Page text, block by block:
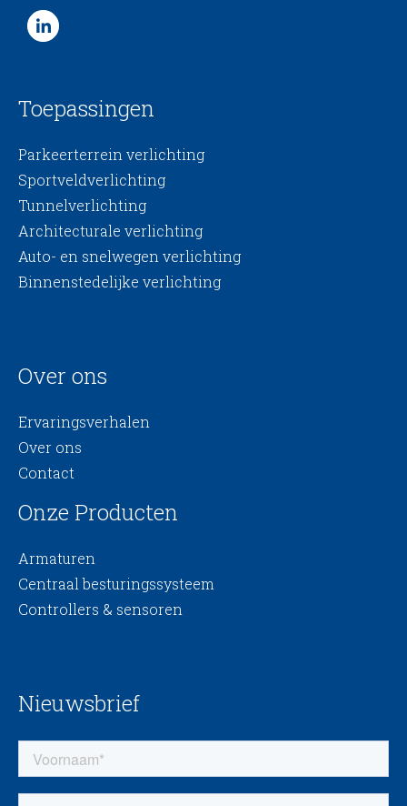
Toepassingen
Parkeerterrein verlichting
Sportveldverlichting
Tunnelverlichting
Architecturale verlichting
Auto- en snelwegen verlichting
Binnenstedelijke verlichting
Over ons
Ervaringsverhalen
Over ons
Contact
Onze Producten
Armaturen
Centraal besturingssysteem
Controllers & sensoren
Nieuwsbrief